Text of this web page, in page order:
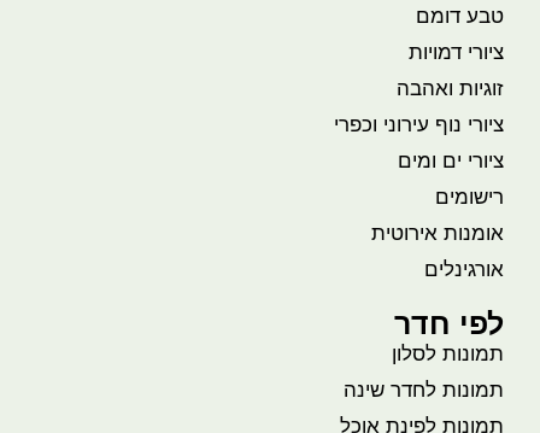
טבע דומם
ציורי דמויות
זוגיות ואהבה
ציורי נוף עירוני וכפרי
ציורי ים ומים
רישומים
אומנות אירוטית
אורגינלים
לפי חדר
תמונות לסלון
תמונות לחדר שינה
תמונות לפינת אוכל